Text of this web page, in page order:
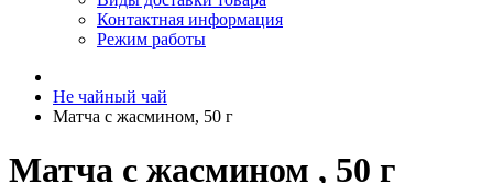
Контактная информация
Режим работы
Не чайный чай
Матча с жасмином, 50 г
Матча с жасмином , 50 г